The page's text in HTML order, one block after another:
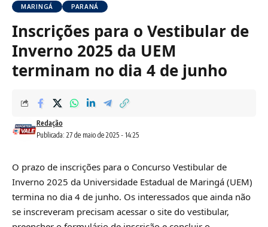
MARINGÁ PARANÁ
Inscrições para o Vestibular de
Inverno 2025 da UEM
terminam no dia 4 de junho
Publicada: 27 de maio de 2025 - 14:25
Redação
O prazo de inscrições para o Concurso Vestibular de
Inverno 2025 da Universidade Estadual de Maringá (UEM)
termina no dia 4 de junho. Os interessados que ainda não
se inscreveram precisam acessar o site do vestibular,